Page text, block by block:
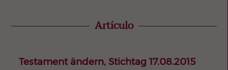
Artículo
Testament ändern, Stichtag 17.08.2015